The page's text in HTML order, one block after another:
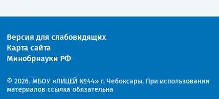
Версия для слабовидящих
Карта сайта
Минобрнауки РФ
© 2026. МБОУ «ЛИЦЕЙ №44» г. Чебоксары. При использовании
материалов ссылка обязательна